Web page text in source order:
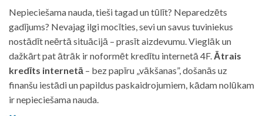
Nepieciešama nauda, tieši tagad un tūlīt? Neparedzēts
gadījums? Nevajag ilgi mocīties, sevi un savus tuviniekus
nostādīt neērtā situācijā – prasīt aizdevumu. Vieglāk un
dažkārt pat ātrāk ir noformēt kredītu internetā 4F. Ātrais
kredīts internetā – bez papīru „vākšanas”, došanās uz
finanšu iestādi un papildus paskaidrojumiem, kādam nolūkam
ir nepieciešama nauda.